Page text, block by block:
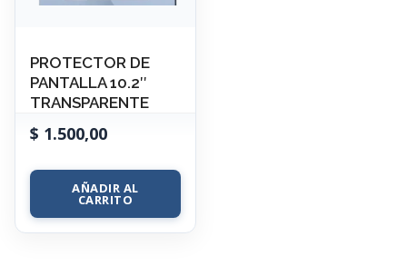
PROTECTOR DE
PANTALLA 10.2″
TRANSPARENTE
$ 1.500,00
AÑADIR AL
CARRITO